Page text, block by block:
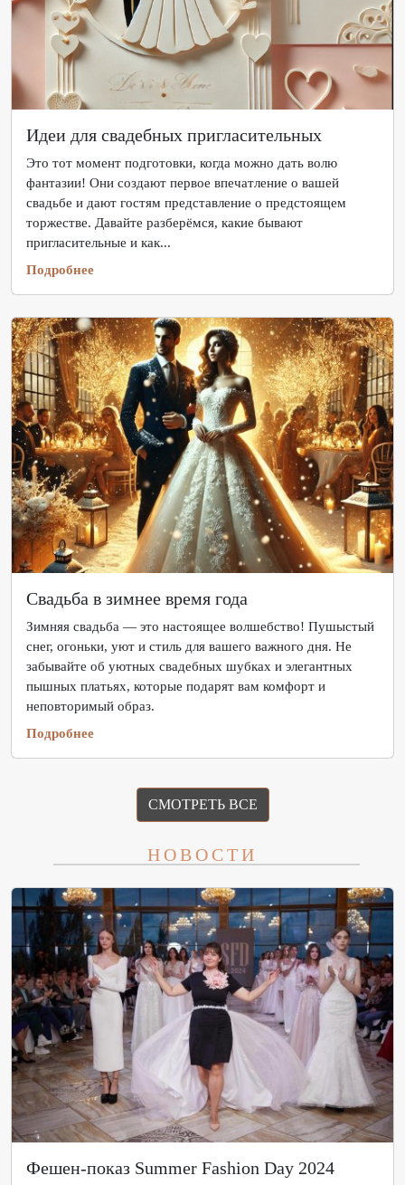
Идеи для свадебных пригласительных
Это тот момент подготовки, когда можно дать волю
фантазии! Они создают первое впечатление о вашей
свадьбе и дают гостям представление о предстоящем
торжестве. Давайте разберёмся, какие бывают
пригласительные и как...
Подробнее
Свадьба в зимнее время года
Зимняя свадьба — это настоящее волшебство! Пушыстый
снег, огоньки, уют и стиль для вашего важного дня. Не
забывайте об уютных свадебных шубках и элегантных
пышных платьях, которые подарят вам комфорт и
неповторимый образ.
Подробнее
СМОТРЕТЬ ВСЕ
НОВОСТИ
Фешен-показ Summer Fashion Day 2024